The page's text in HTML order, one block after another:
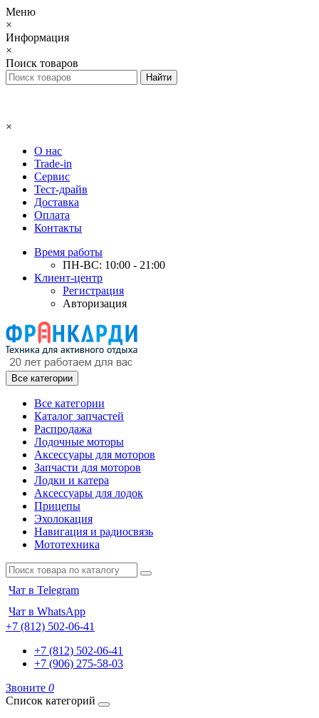
Меню
×
Информация
×
Поиск товаров
×
О нас
Trade-in
Сервис
Тест-драйв
Доставка
Оплата
Контакты
Время работы
ПН-ВС: 10:00 - 21:00
Клиент-центр
Регистрация
Авторизация
Все категории
Все категории
Каталог запчастей
Распродажа
Лодочные моторы
Аксессуары для моторов
Запчасти для моторов
Лодки и катера
Аксессуары для лодок
Прицепы
Эхолокация
Навигация и радиосвязь
Мототехника
Чат в Telegram
Чат в WhatsApp
+7 (812) 502-06-41
+7 (812) 502-06-41
+7 (906) 275-58-03
Звоните 0
Список категорий